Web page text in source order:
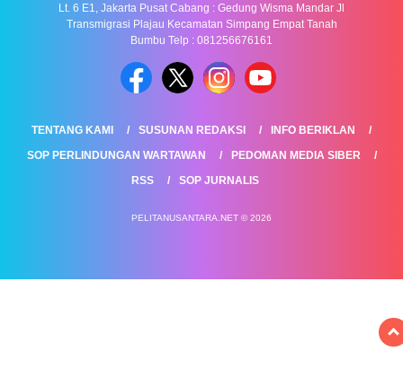
Lt. 6 E1, Jakarta Pusat Cabang : Gedung Wisma Mandar Jl
Transmigrasi Plajau Kecamatan Simpang Empat Tanah
Bumbu Telp : 081256676161
TENTANG KAMI SUSUNAN REDAKSI
INFO BERIKLAN
SOP PERLINDUNGAN WARTAWAN
PEDOMAN MEDIA SIBER
RSS
SOP JURNALIS
PELITANUSANTARA.NET © 2026